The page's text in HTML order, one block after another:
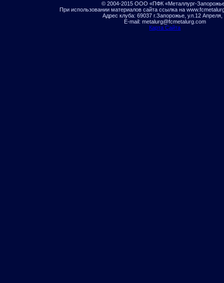
© 2004-2015 ООО «ПФК «Металлург-
При использовании материалов сайта ссылка на
Адрес клуба: 69037 г.Запорожье, ул.12 Апреля,
E-mail: metalurg@fcmetalurg.com
Карта Сайта